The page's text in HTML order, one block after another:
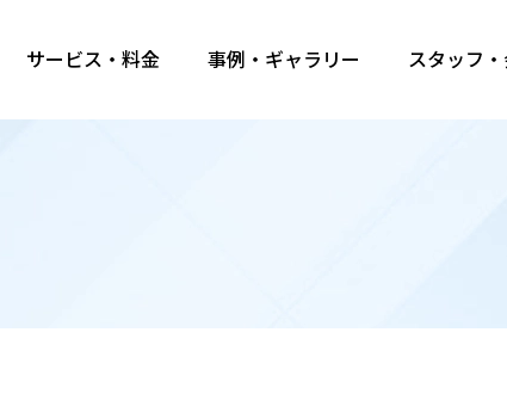
サービス・料金 事例・ギャラリー
スタッフ